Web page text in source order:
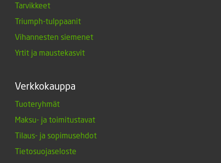
Tarvikkeet
Triumph-tulppaanit
Vihannesten siemenet
Yrtit ja maustekasvit
Verkkokauppa
Tuoteryhmät
Maksu- ja toimitustavat
Tilaus- ja sopimusehdot
Tietosuojaseloste